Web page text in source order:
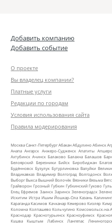
Добавить компанию
Добавить событие
О проекте
Вы владелец компании?
Платные услуги
Редакции по городам
Условия использования сайта
Правила модерирования
МоскваСанкт‑ПетербургАбаканАбдулиноАбинск
Анапа Ангарск Анжеро‑Судженск Апатиты
Ахтубинск Ачинск Балаково Балахна Балашов
Белоярский Березники Бийск Биробиджан
Будённовск Бузулук Бутурлиновка Валуйки
Владикавказ Владимир Волгоград Волгодонск
ВыборгВыкса Вышний Волочёк Вязники Вязьма
Грайворон Грозный Губкин Губкинский Гуково
Елец Ефремов Заинск Заринск Зеленоградск
Искитим Истра Ишим Йошкар‑Ола Казань
Караганда Касимов Качканар Кемерово Кизляр
Коломна Колпашево Кольчугино
Краснодар Краснотурьинск Красноуфимск
Кушва
Кыштым Лабинск Лангепас